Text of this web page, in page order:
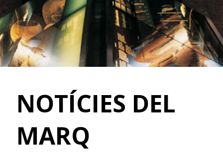
NOTÍCIES DEL
MARQ